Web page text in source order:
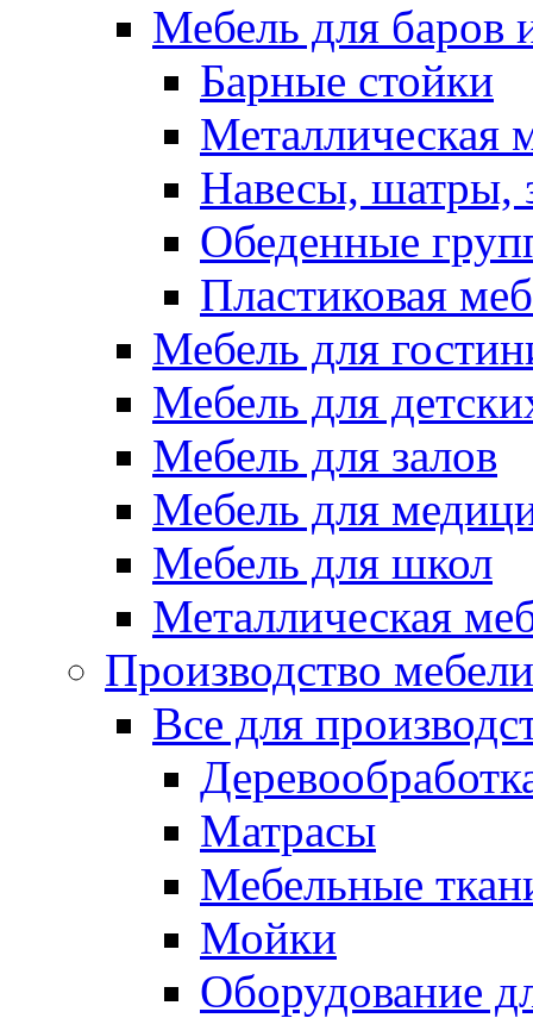
Мебель для баров
Барные стойки
Металлическая
Навесы, шатры,
Обеденные
Пластиковая
Мебель для
Мебель для
Мебель для залов
Мебель для
Мебель для школ
Металлическая
Производство мебели
Все для
Матрасы
Мебельные
Мойки
Оборудование